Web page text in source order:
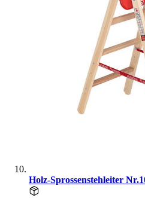
Holz-Sprossenstehleiter